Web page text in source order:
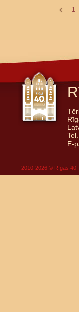
1
E-
2010-2026 © Rīgas